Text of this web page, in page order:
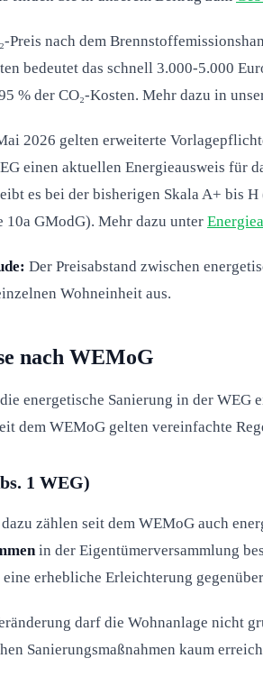
Preis nach dem
bedeutet das schnell 3.000-5.000
% der CO₂-Kosten. Mehr dazu in
2026 gelten erweiterte
einen aktuellen Energieausweis für
es bei der bisherigen Skala A+ bis
GModG). Mehr dazu unter
Der Preisabstand zwischen
Wohneinheit aus.
nach WEMoG
energetische Sanierung in der
dem WEMoG gelten vereinfachte
1 WEG)
zählen seit dem WEMoG auch
in der Eigentümerversammlung
erhebliche Erleichterung
darf die Wohnanlage nicht
Sanierungsmaßnahmen kaum